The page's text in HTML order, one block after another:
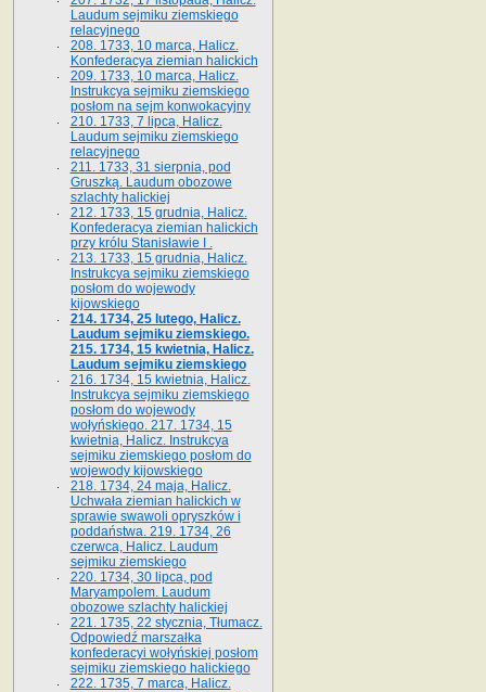
Laudum sejmiku ziemskiego
relacyjnego
208. 1733, 10 marca, Halicz.
Konfederacya ziemian halickich­
209. 1733, 10 marca, Halicz.
Instrukcya sejmiku ziemskiego
posłom na sejm konwokacyjny
210. 1733, 7 lipca, Halicz.
Laudum sejmiku ziemskiego
relacyjnego
211. 1733, 31 sierpnia, pod
Gruszką. Laudum obozowe
szlachty halickiej
212. 1733, 15 grudnia, Halicz.
Konfederacya ziemian halickich
przy królu Stanisławie I .
213. 1733, 15 grudnia, Halicz.
Instrukcya sejmiku ziemskiego
posłom do wojewody
kijowskiego
214. 1734, 25 lutego, Halicz.
Laudum sejmiku ziemskiego.
215. 1734, 15 kwietnia, Halicz.
Laudum sejmiku ziemskiego
216. 1734, 15 kwietnia, Halicz.
Instrukcya sejmiku ziemskiego
posłom do wojewody
wołyńskiego. 217. 1734, 15
kwietnia, Halicz. Instrukcya
sejmiku ziemskiego posłom do
wojewody kijowskiego
218. 1734, 24 maja, Halicz.
Uchwała ziemian halickich w
sprawie swawoli opryszków i
poddaństwa. 219. 1734, 26
czerwca, Halicz. Laudum
sejmiku ziemskiego
220. 1734, 30 lipca, pod
Maryampolem. Laudum
obozowe szlachty halickiej
221. 1735, 22 stycznia, Tłumacz.
Odpowiedź marszałka
konfederacyi wołyńskiej posłom
sejmiku ziemskiego halickiego
222. 1735, 7 marca, Halicz.